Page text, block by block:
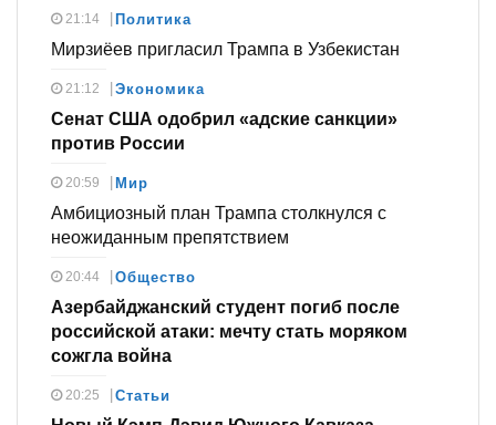
Политика
Мирзиёев пригласил Трампа в Узбекистан
21:14
Экономика
Сенат США одобрил «адские санкции»
против России
21:12
Мир
Амбициозный план Трампа столкнулся с
неожиданным препятствием
20:59
Общество
Азербайджанский студент погиб после
российской атаки: мечту стать моряком
сожгла война
20:44
Статьи
20:25